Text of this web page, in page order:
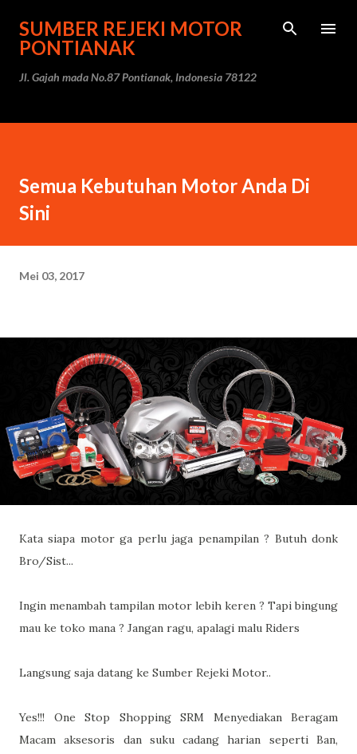
Langsung ke konten utama
SUMBER REJEKI MOTOR
PONTIANAK
Jl. Gajah mada No.87 Pontianak, Indonesia 78122
Semua Kebutuhan Motor Anda Di
Sini
Mei 03, 2017
Kata siapa motor ga perlu jaga penampilan ? Butuh donk
Bro/Sist...
Ingin menambah tampilan motor lebih keren ? Tapi bingung
mau ke toko mana ? Jangan ragu, apalagi malu Riders
Langsung saja datang ke Sumber Rejeki Motor..
Yes!!! One Stop ShoppingSRM Menyediakan Beragam
Macam aksesoris dan suku cadang harian seperti Ban,